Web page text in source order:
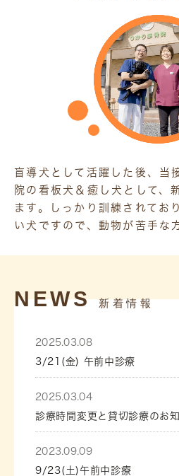
盲導犬として活躍した後、当
院の看板犬＆癒し犬として、
ます。しっかり訓練されてお
い犬ですので、動物が苦手な
NEWS 新着情報
2025.03.08
3/21(金) 午前中診療
2025.03.04
診療時間変更と貸切診療のお
2023.09.09
9/23(土)午前中診療